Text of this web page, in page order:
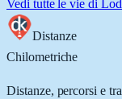
Vedi tutte le vie di
Distanze
Chilometriche
Distanze, percorsi e